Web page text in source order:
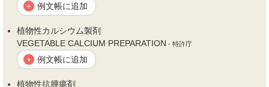
+ 例文帳に追加
植物性カルシウム製剤
VEGETABLE CALCIUM PREPARATION - 特許庁
+ 例文帳に追加
植物性抗腫瘍剤